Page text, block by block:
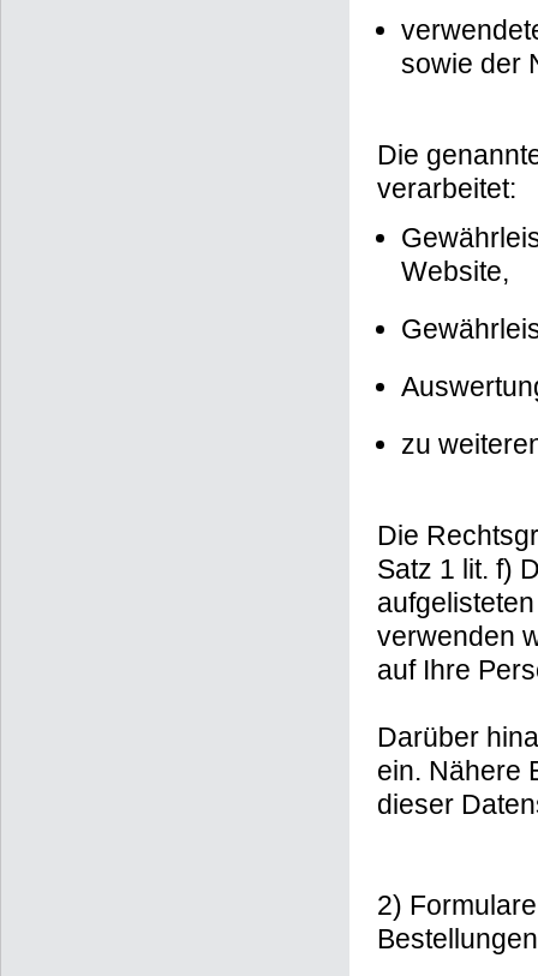
sowie der
Die
verarbeitet:
Website,
zu
Die
Satz 1 lit. f)
verwenden
auf Ihre
Darüber
ein. Nähere
dieser
2)
Bestellungen